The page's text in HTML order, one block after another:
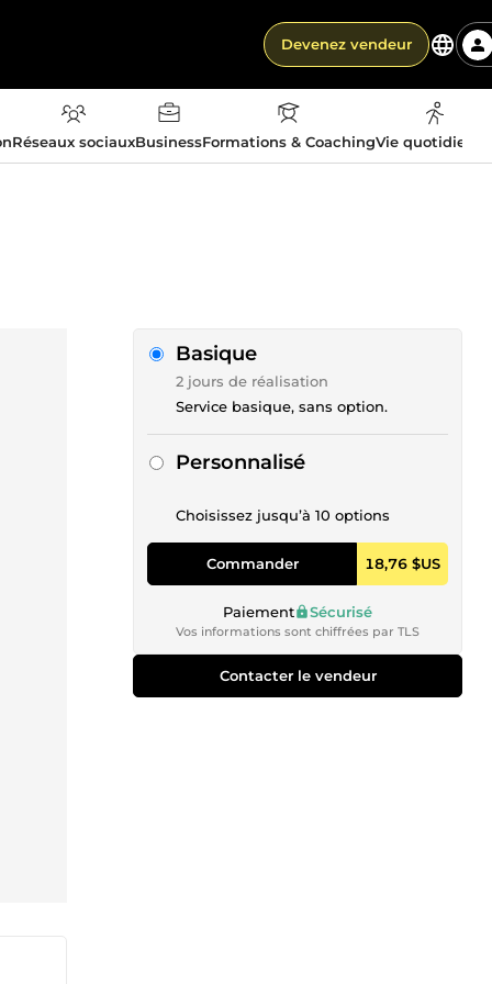
Devenez vendeur
Réseaux sociauxBusinessFormations & CoachingVie
Basique
2 jours de réalisation
Service basique, sans option.
Personnalisé
Choisissez jusqu’à 10 options
Commander 18,76 $US
Paiement Sécurisé
Vos informations sont chiffrées par TLS
Contacter le vendeur